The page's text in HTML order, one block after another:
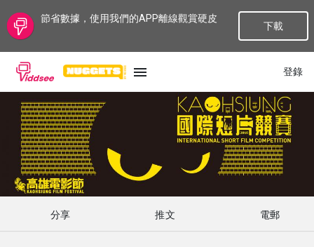
節省數據，使用我們的APP離線觀賞硬皮
下載
登錄
語言
最新
最熱門
分享 推文 電郵